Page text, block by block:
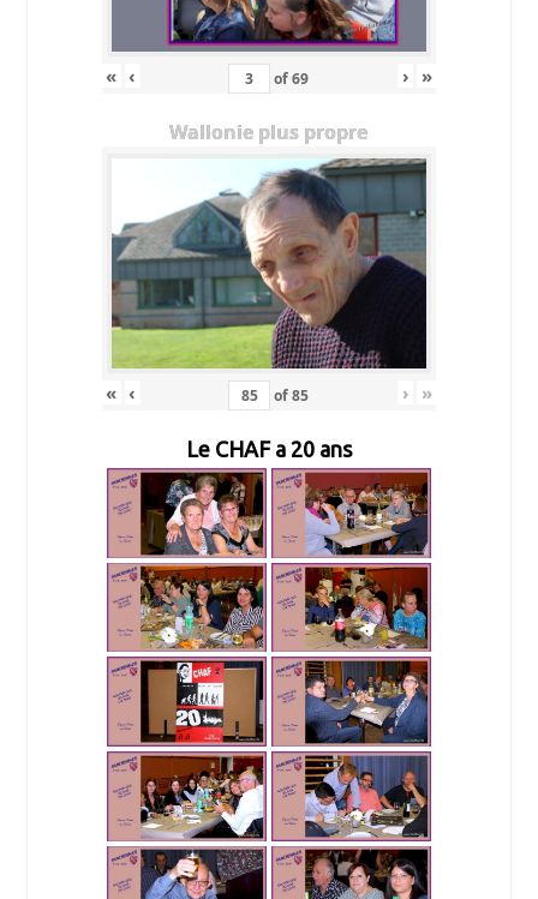
« ‹ of69 › »
Wallonie plus propre
« ‹ of85 › »
Le CHAF a 20 ans